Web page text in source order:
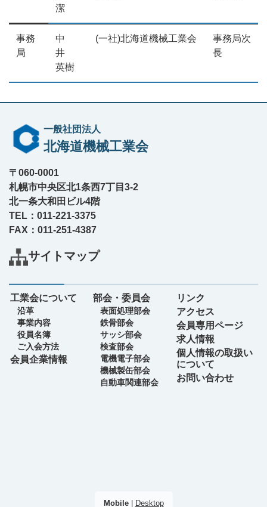
潔
事務
局
中
井
英樹
(一社)北海道機械工業会
事務局次
長
一般社団法人
北海道機械工業会
〒060-0001
札幌市中央区北1条西7丁目3-2
北一条大和田ビル4階
TEL：011-221-3375
FAX：011-251-4387
サイトマップ
工業会について
沿革
事業内容
役員名簿
ご入会方法
会員企業情報
部会・委員会
表面処理部会
鉄骨部会
サッシ部会
検査部会
電機電子部会
機械製缶部会
自動車関連部会
リンク
アクセス
会員専用ページ
求人情報
個人情報の取扱い
について
お問い合わせ
Mobile| Desktop